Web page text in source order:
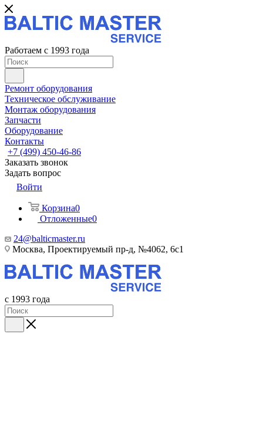
Работаем с 1993 года
Ремонт оборудования
Техническое обслуживание
Монтаж оборудования
Запчасти
Оборудование
Контакты
+7 (499) 450-46-86
Заказать звонок
Задать вопрос
Войти
Корзина0
Отложенные0
24@balticmaster.ru
Москва, Проектируемый пр-д, №4062, 6с1
с 1993 года